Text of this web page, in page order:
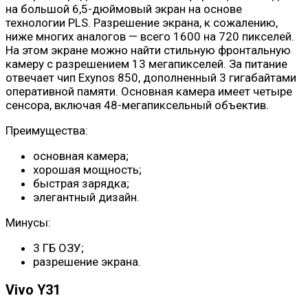
на большой 6,5-дюймовый экран на основе
технологии PLS. Разрешение экрана, к сожалению,
ниже многих аналогов — всего 1600 на 720 пикселей.
На этом экране можно найти стильную фронтальную
камеру с разрешением 13 мегапикселей. За питание
отвечает чип Exynos 850, дополненный 3 гигабайтами
оперативной памяти. Основная камера имеет четыре
сенсора, включая 48-мегапиксельный объектив.
Преимущества:
основная камера;
хорошая мощность;
быстрая зарядка;
элегантный дизайн.
Минусы:
3 ГБ ОЗУ;
разрешение экрана.
Vivo Y31